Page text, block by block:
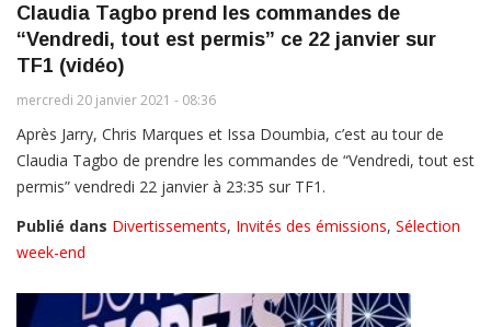
Claudia Tagbo prend les commandes de
“Vendredi, tout est permis” ce 22 janvier sur
TF1 (vidéo)
mercredi 20 janvier 2021 - 08:36
Après Jarry, Chris Marques et Issa Doumbia, c’est au tour de
Claudia Tagbo de prendre les commandes de “Vendredi, tout est
permis” vendredi 22 janvier à 23:35 sur TF1.
Publié dans Divertissements, Invités des émissions, Sélection
week-end